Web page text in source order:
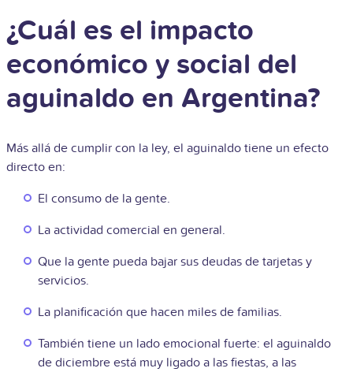
¿Cuál es el impacto
económico y social del
aguinaldo en Argentina?
Más allá de cumplir con la ley, el aguinaldo tiene un efecto
directo en:
El consumo de la gente.
La actividad comercial en general.
Que la gente pueda bajar sus deudas de tarjetas y
servicios.
La planificación que hacen miles de familias.
También tiene un lado emocional fuerte: el aguinaldo
de diciembre está muy ligado a las fiestas, a las